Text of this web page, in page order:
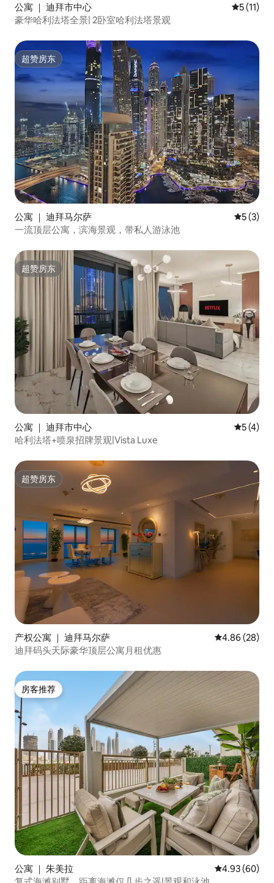
公寓 ｜ 迪拜市中心 平均评分
5 (11)
豪华哈利法塔全景| 2卧室哈利法塔景观
超赞房东
超赞房东
公寓 ｜ 迪拜马尔萨 平均评分
5 (3)
一流顶层公寓，滨海景观，带私人游泳池
超赞房东
超赞房东
公寓 ｜ 迪拜市中心 平均评分
5 (4)
哈利法塔+喷泉招牌景观|Vista Luxe
超赞房东
超赞房东
产权公寓 ｜ 迪拜马尔萨 平均评分 4.86
4.86 (28)
迪拜码头天际豪华顶层公寓月租优惠
房客推荐
房客推荐
公寓 ｜ 朱美拉 平均评分 4.93
4.93 (60)